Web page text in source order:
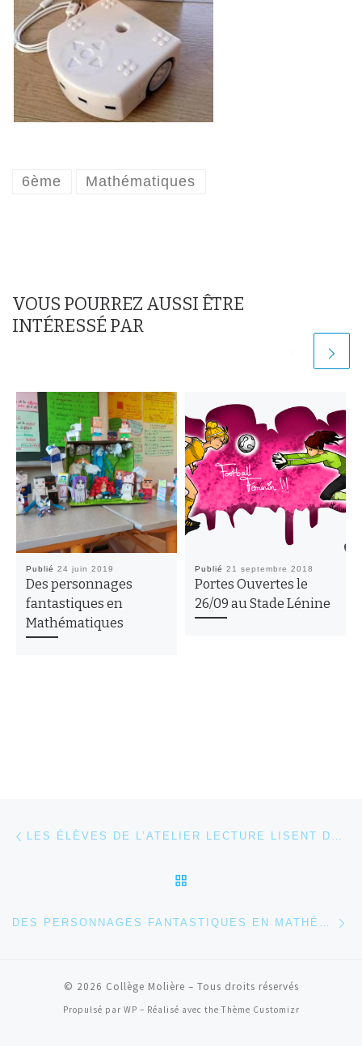
6ème Mathématiques
VOUS POURREZ AUSSI ÊTRE
INTÉRESSÉ PAR
Publié 24 juin 2019
Des personnages
fantastiques en
Mathématiques
Publié 21 septembre 2018
Portes Ouvertes le
26/09 au Stade Lénine
Parcourir les articles LES ÉLÈVES DE L’ATELIER LECTURE LISENT DES HISTOIRES AUX CP
© 2026 Collège Molière – Tous droits réservés
Propulsé par WP – Réalisé avec the Thème Customizr